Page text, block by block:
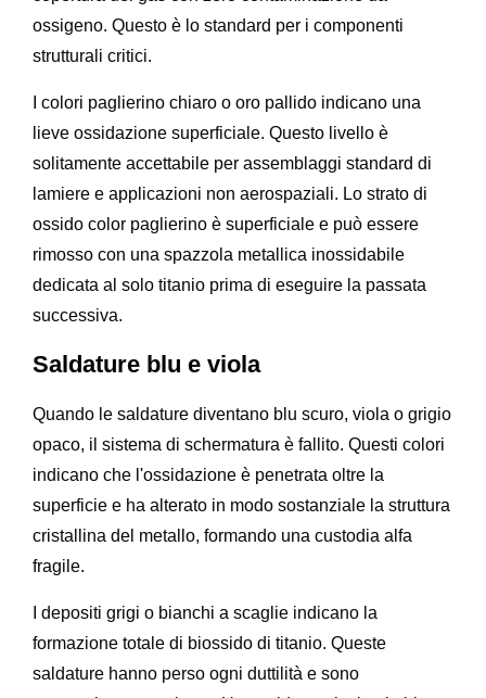
ossigeno. Questo è lo standard per i componenti
strutturali critici.
I colori paglierino chiaro o oro pallido indicano una
lieve ossidazione superficiale. Questo livello è
solitamente accettabile per assemblaggi standard di
lamiere e applicazioni non aerospaziali. Lo strato di
ossido color paglierino è superficiale e può essere
rimosso con una spazzola metallica inossidabile
dedicata al solo titanio prima di eseguire la passata
successiva.
Saldature blu e viola
Quando le saldature diventano blu scuro, viola o grigio
opaco, il sistema di schermatura è fallito. Questi colori
indicano che l'ossidazione è penetrata oltre la
superficie e ha alterato in modo sostanziale la struttura
cristallina del metallo, formando una custodia alfa
fragile.
I depositi grigi o bianchi a scaglie indicano la
formazione totale di biossido di titanio. Queste
saldature hanno perso ogni duttilità e sono